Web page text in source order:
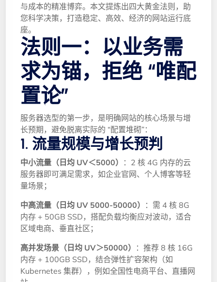
与成本的精准博弈。本文提炼出四大黄金法则，助
您科学决策，打造稳定、高效、经济的网站运行底
座。
法则一：以业务需
求为锚，拒绝 “唯配
置论”
服务器选型的第一步，是明确网站的核心场景与增
长预期，避免脱离实际的 “配置堆砌”：
1. 流量规模与增长预判
中小流量（日均 UV＜5000）
：2 核 4G 内存的云
服务器即可满足需求，如企业官网、个人博客等轻
量场景；
中高流量（日均 UV 5000-50000）
：需 4 核 8G
内存 + 50GB SSD，搭配负载均衡应对波动，适合
区域电商、垂直社区；
高并发场景（日均 UV＞50000）
：推荐 8 核 16G
内存 + 100GB SSD，结合弹性扩容架构（如
Kubernetes 集群），例如全国性电商平台、直播网